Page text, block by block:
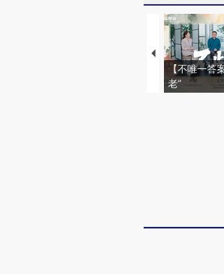
【不唯一答
老”